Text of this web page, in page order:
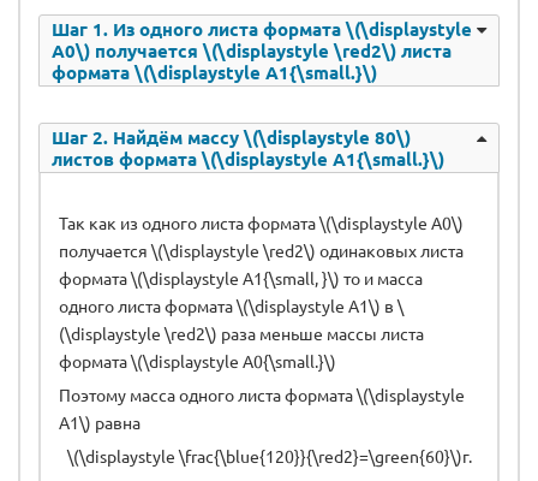
Шаг 1. Из одного листа формата \(\displaystyle
А0\) получается \(\displaystyle \red2\) листа
формата \(\displaystyle А1{\small.}\)
Шаг 2. Найдём массу \(\displaystyle 80\)
листов формата \(\displaystyle А1{\small.}\)
Так как из одного листа формата \(\displaystyle А0\)
получается \(\displaystyle \red2\) одинаковых листа
формата \(\displaystyle А1{\small, }\) то и масса
одного листа формата \(\displaystyle А1\) в \
(\displaystyle \red2\) раза меньше массы листа
формата \(\displaystyle А0{\small.}\)
Поэтому масса одного листа формата \(\displaystyle
А1\) равна
\(\displaystyle \frac{\blue{120}}{\red2}=\green{60}\)г.